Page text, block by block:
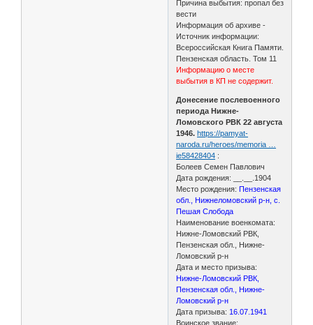
Причина выбытия: пропал без
вести
Информация об архиве -
Источник информации:
Всероссийская Книга Памяти.
Пензенская область. Том 11
Информацию о месте
выбытия в КП не содержит.
Донесение послевоенного
периода Нижне-
Ломовского РВК 22 августа
1946. https://pamyat-
naroda.ru/heroes/memoria …
ie58428404 :
Болеев Семен Павлович
Дата рождения: __.__.1904
Место рождения: Пензенская
обл., Нижнеломовский р-н, с.
Пешая Слобода
Наименование военкомата:
Нижне-Ломовский РВК,
Пензенская обл., Нижне-
Ломовский р-н
Дата и место призыва:
Нижне-Ломовский РВК,
Пензенская обл., Нижне-
Ломовский р-н
Дата призыва:16.07.1941
Воинское звание: